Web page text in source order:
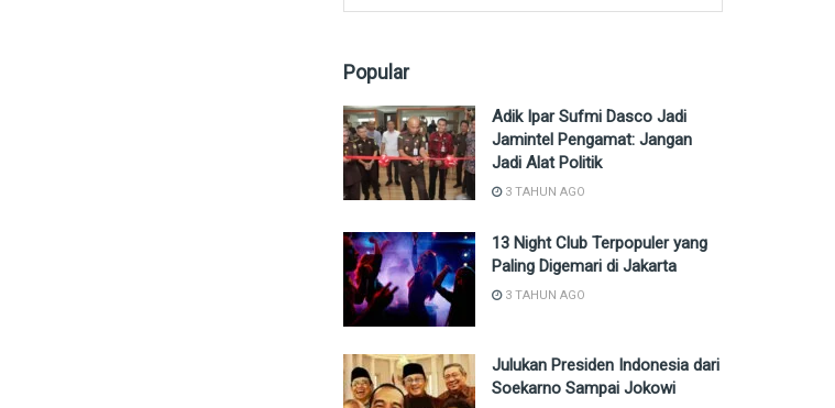
Popular
Adik Ipar Sufmi Dasco Jadi
Jamintel Pengamat: Jangan
Jadi Alat Politik
3 TAHUN AGO
13 Night Club Terpopuler yang
Paling Digemari di Jakarta
3 TAHUN AGO
Julukan Presiden Indonesia dari
Soekarno Sampai Jokowi